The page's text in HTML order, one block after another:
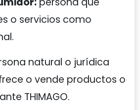
o servicios como
natural o jurídica
o vende productos o
THIMAGO.